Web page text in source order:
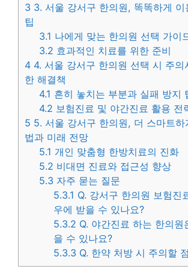
3 3. 서울 강서구 한의원, 똑똑하게 이
팁
3.1 나에게 맞는 한의원 선택 가이
3.2 효과적인 치료를 위한 준비
4 4. 서울 강서구 한의원 선택 시 주의
한 해결책
4.1 흔히 놓치는 부분과 실패 방지
4.2 보험진료 및 야간진료 활용 전
5 5. 서울 강서구 한의원, 더 스마트하
법과 미래 전망
5.1 개인 맞춤형 한방치료의 진화
5.2 비대면 진료와 접근성 향상
5.3 자주 묻는 질문
5.3.1 Q. 강서구 한의원 보험진
우에 받을 수 있나요?
5.3.2 Q. 야간진료 하는 한의원
을 수 있나요?
5.3.3 Q. 한약 처방 시 주의할